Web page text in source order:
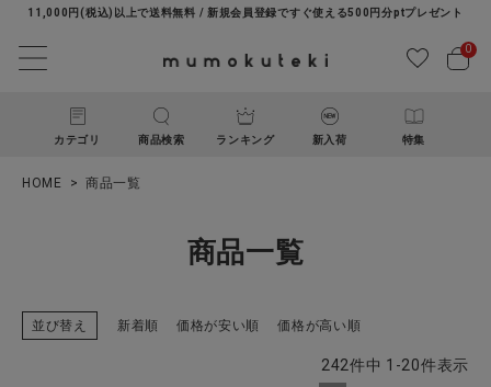
11,000円(税込)以上で送料無料 / 新規会員登録ですぐ使える500円分ptプレゼント
0
カテゴリ 商品検索 ランキング 新入荷 特集
HOME 商品一覧
商品一覧
並び替え 新着順 価格が安い順 価格が高い順
242件中 1 -20件表示